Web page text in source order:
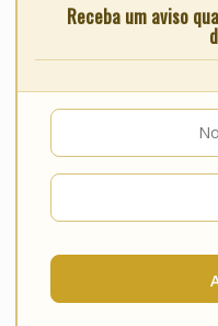
Receba um aviso